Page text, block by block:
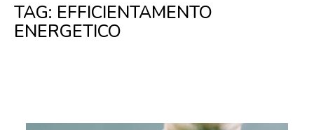
TAG: EFFICIENTAMENTO
ENERGETICO